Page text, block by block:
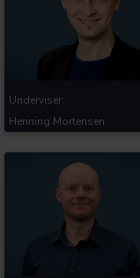
Underviser:
Henning Mortensen